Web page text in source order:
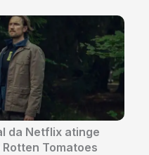
da Netflix atinge
Tomatoes